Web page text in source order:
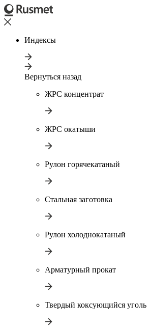
Индексы
Вернуться назад
ЖРС концентрат
ЖРС окатыши
Рулон горячекатаный
Стальная заготовка
Рулон холоднокатаный
Арматурный прокат
Твердый коксующийся уголь